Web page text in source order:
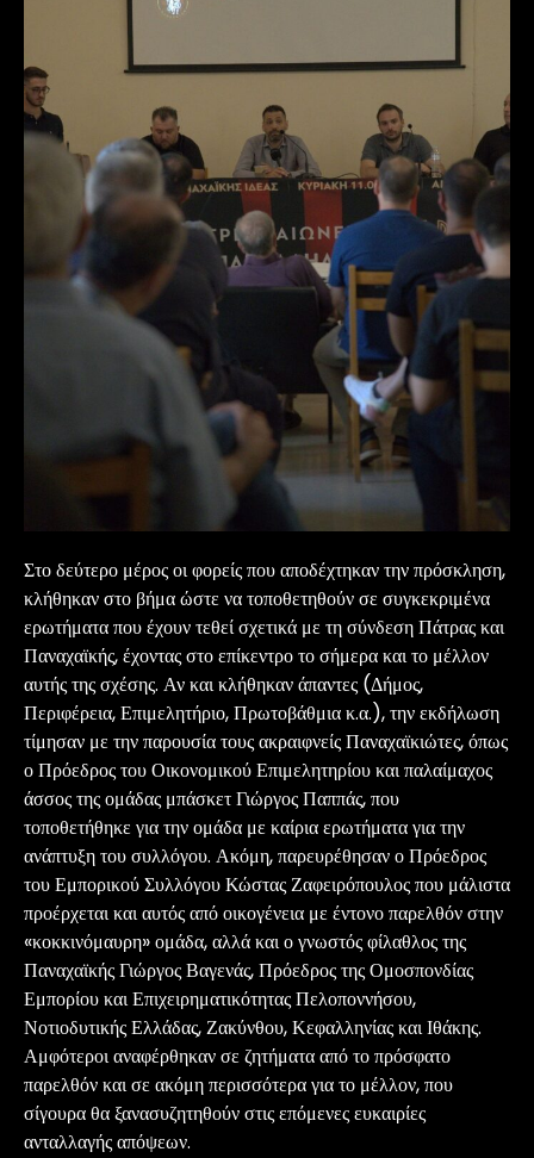
Στο δεύτερο μέρος οι φορείς που αποδέχτηκαν την πρόσκληση,
κλήθηκαν στο βήμα ώστε να τοποθετηθούν σε συγκεκριμένα
ερωτήματα που έχουν τεθεί σχετικά με τη σύνδεση Πάτρας και
Παναχαϊκής, έχοντας στο επίκεντρο το σήμερα και το μέλλον
αυτής της σχέσης. Αν και κλήθηκαν άπαντες (Δήμος,
Περιφέρεια, Επιμελητήριο, Πρωτοβάθμια κ.α.), την εκδήλωση
τίμησαν με την παρουσία τους ακραιφνείς Παναχαϊκιώτες, όπως
ο Πρόεδρος του Οικονομικού Επιμελητηρίου και παλαίμαχος
άσσος της ομάδας μπάσκετ Γιώργος Παππάς, που
τοποθετήθηκε για την ομάδα με καίρια ερωτήματα για την
ανάπτυξη του συλλόγου. Ακόμη, παρευρέθησαν ο Πρόεδρος
του Εμπορικού Συλλόγου Κώστας Ζαφειρόπουλος που μάλιστα
προέρχεται και αυτός από οικογένεια με έντονο παρελθόν στην
«κοκκινόμαυρη» ομάδα, αλλά και ο γνωστός φίλαθλος της
Παναχαϊκής Γιώργος Βαγενάς, Πρόεδρος της Ομοσπονδίας
Εμπορίου και Επιχειρηματικότητας Πελοποννήσου,
Νοτιοδυτικής Ελλάδας, Ζακύνθου, Κεφαλληνίας και Ιθάκης.
Αμφότεροι αναφέρθηκαν σε ζητήματα από το πρόσφατο
παρελθόν και σε ακόμη περισσότερα για το μέλλον, που
σίγουρα θα ξανασυζητηθούν στις επόμενες ευκαιρίες
ανταλλαγής απόψεων.